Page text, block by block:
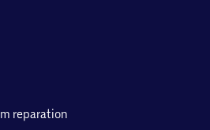
reparation